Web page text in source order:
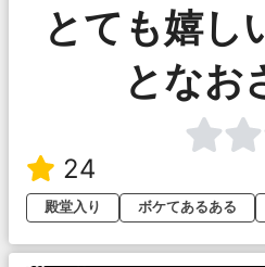
とても嬉し
となお
24
殿堂入り
ボケてあるある